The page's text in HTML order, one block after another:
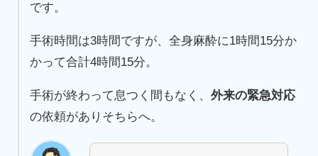
です。
手術時間は3時間ですが、全身麻酔に1時間15分か
かって合計4時間15分。
手術が終わって息つく間もなく、 外来の緊急対応
の依頼がありそちらへ。